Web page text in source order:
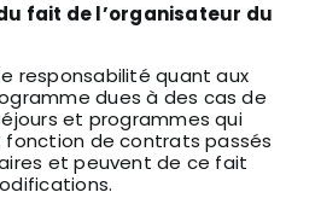
fait de l’organisateur du
responsabilité quant aux
dues à des cas de
et programmes qui
fonction de contrats passés
et peuvent de ce fait